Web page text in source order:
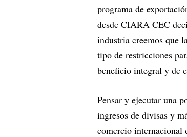
programa de
desde CIARA CEC
industria creemos que
tipo de restricciones
beneficio integral y de
Pensar y ejecutar una
ingresos de divisas y
comercio internacional